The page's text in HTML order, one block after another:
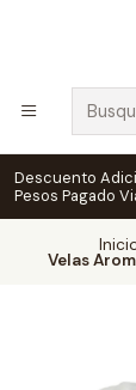
Descuento
Pesos Pagado
Velas